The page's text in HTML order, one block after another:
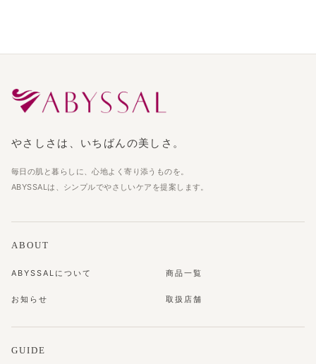
やさしさは、いちばんの美しさ。
毎日の肌と暮らしに、心地よく寄り添うものを。
ABYSSALは、シンプルでやさしいケアを提案します。
ABOUT
ABYSSALについて 商品一覧
お知らせ 取扱店舗
GUIDE